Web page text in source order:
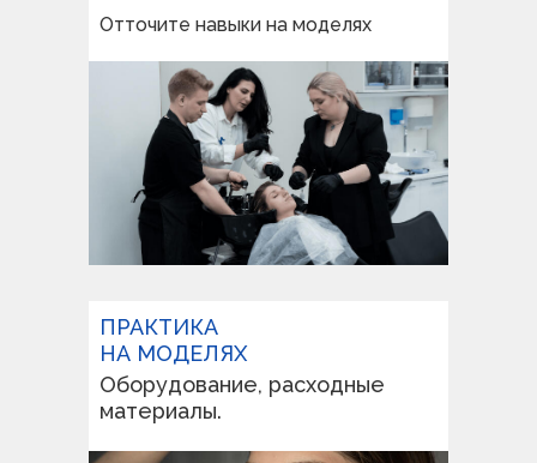
Оборудование, расходные
материалы.
ПРАКТИКА
НА МОДЕЛЯХ
Отточите навыки на моделях